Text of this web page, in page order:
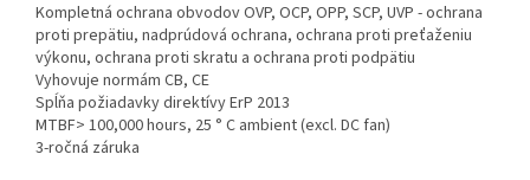
Kompletná ochrana obvodov OVP, OCP, OPP, SCP, UVP - ochrana
proti prepätiu, nadprúdová ochrana, ochrana proti preťaženiu
výkonu, ochrana proti skratu a ochrana proti podpätiu
Vyhovuje normám CB, CE
Spĺňa požiadavky direktívy ErP 2013
MTBF> 100,000 hours, 25 ° C ambient (excl. DC fan)
3-ročná záruka